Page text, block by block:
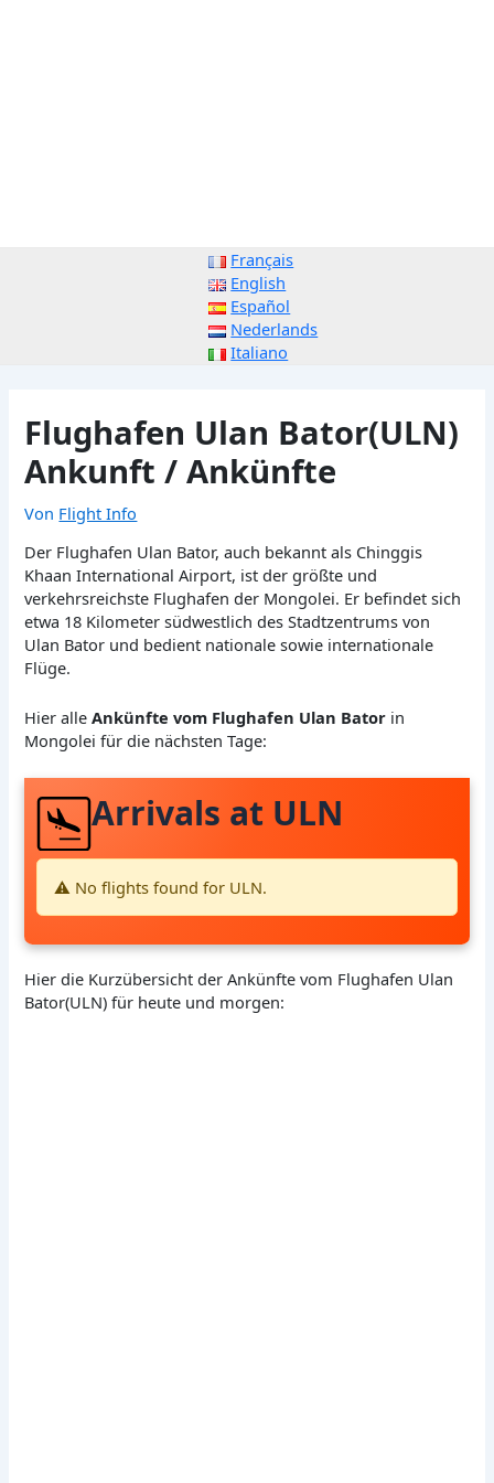
Français
English
Español
Nederlands
Italiano
Flughafen Ulan Bator(ULN)
Ankunft / Ankünfte
Von Flight Info
Der Flughafen Ulan Bator, auch bekannt als Chinggis
Khaan International Airport, ist der größte und
verkehrsreichste Flughafen der Mongolei. Er befindet sich
etwa 18 Kilometer südwestlich des Stadtzentrums von
Ulan Bator und bedient nationale sowie internationale
Flüge.
Hier alleAnkünfte vom Flughafen Ulan Bator in
Mongolei für die nächsten Tage:
Arrivals at ULN
⚠️ No flights found for ULN.
Hier die Kurzübersicht der Ankünfte vom Flughafen Ulan
Bator(ULN) für heute und morgen: